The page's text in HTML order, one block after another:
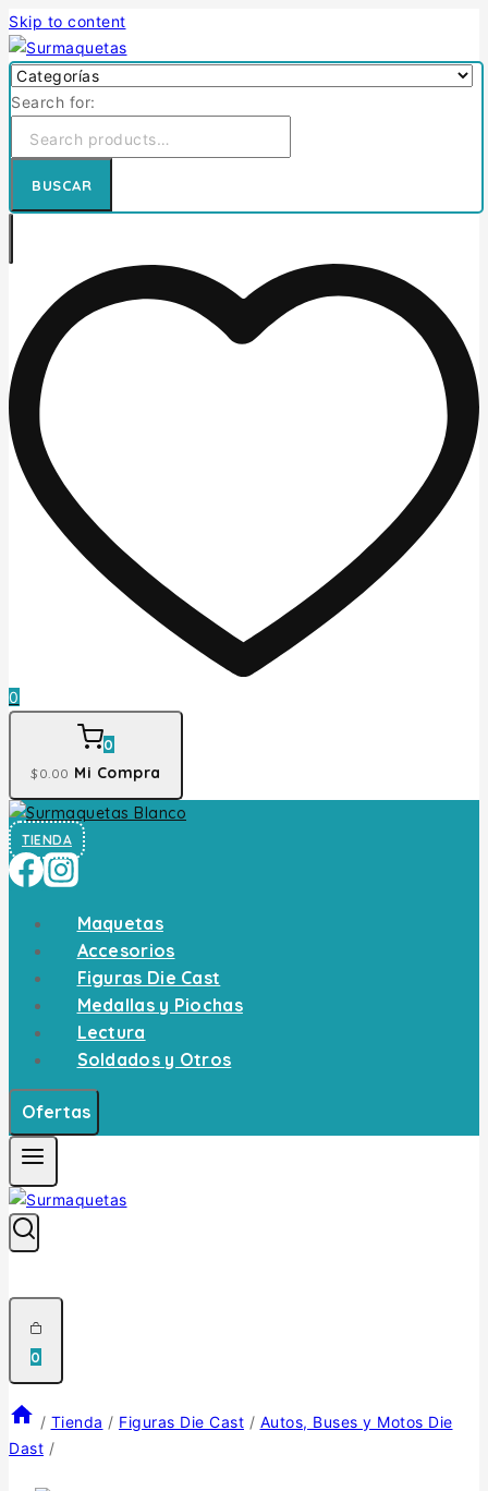
Skip to content
Search for:
BUSCAR
0
0
$0 .00 Mi Compra
TIENDA
Maquetas
Accesorios
Figuras Die Cast
Medallas y Piochas
Lectura
Soldados y Otros
Ofertas
0
/ Tienda / Figuras Die Cast / Autos, Buses y Motos Die
Dast /